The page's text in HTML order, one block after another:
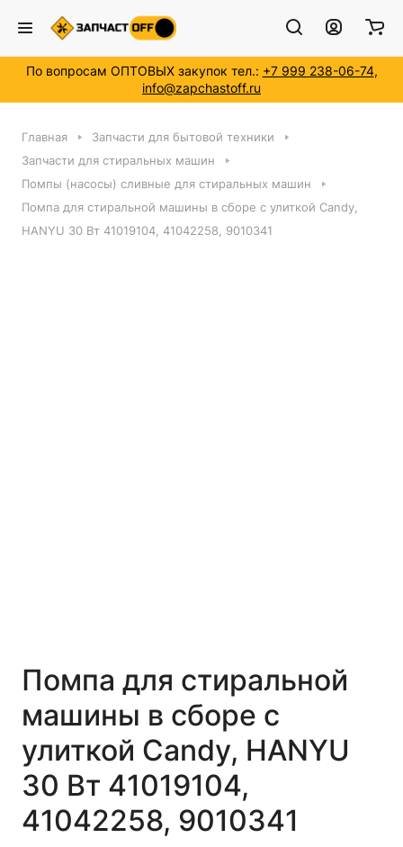
По вопросам ОПТОВЫХ закупок тел.: +7 999 238-06-74,
info@zapchastoff.ru
Главная
Запчасти для бытовой техники
Запчасти для стиральных машин
Помпы (насосы) сливные для стиральных машин
Помпа для стиральной машины в сборе с улиткой Candy,
HANYU 30 Вт 41019104, 41042258, 9010341
Помпа для стиральной
машины в сборе с
улиткой Candy, HANYU
30 Вт 41019104,
41042258, 9010341